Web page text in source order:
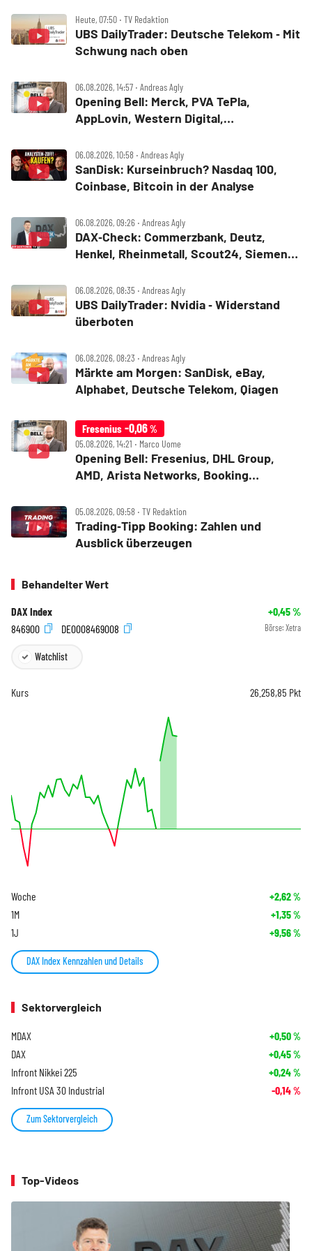
Heute, 07:50 ‧ TV Redaktion
UBS DailyTrader: Deutsche Telekom ‑ Mit
Schwung nach oben
06.08.2026, 14:57 ‧ Andreas Agly
Opening Bell: Merck, PVA TePla,
AppLovin, Western Digital,
06.08.2026, 10:58 ‧ Andreas Agly
SanDisk: Kurseinbruch? Nasdaq 100,
Coinbase, Bitcoin in der Analyse
06.08.2026, 09:26 ‧ Andreas Agly
DAX‑Check: Commerzbank, Deutz,
Henkel, Rheinmetall, Scout24, Siemens,
06.08.2026, 08:35 ‧ Andreas Agly
UBS DailyTrader: Nvidia ‑ Widerstand
überboten
06.08.2026, 08:23 ‧ Andreas Agly
Märkte am Morgen: SanDisk, eBay,
Alphabet, Deutsche Telekom, Qiagen
Fresenius -0,06%
05.08.2026, 14:21 ‧ Marco Uome
Opening Bell: Fresenius, DHL Group,
AMD, Arista Networks, Booking
05.08.2026, 09:58 ‧ TV Redaktion
Trading‑Tipp Booking: Zahlen und
Ausblick überzeugen
Behandelter Wert
DAX Index +0,45%
846900
DE0008469008 Börse: Xetra
Watchlist
Kurs 26.258,85 Pkt
Woche +2,62%
1M +1,35%
1J +9,56%
DAX Index Kennzahlen und Details
Sektorvergleich
MDAX +0,50%
DAX +0,45%
Infront Nikkei 225 +0,24%
Infront USA 30 Industrial -0,14%
Zum Sektorvergleich
Top-Videos